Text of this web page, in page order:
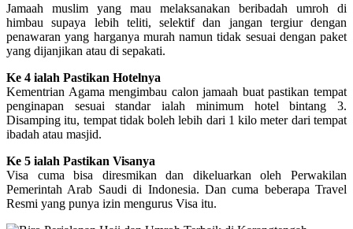
Jamaah muslim yang mau melaksanakan beribadah umroh di
himbau supaya lebih teliti, selektif dan jangan tergiur dengan
penawaran yang harganya murah namun tidak sesuai dengan paket
yang dijanjikan atau di sepakati.
Ke 4 ialah Pastikan Hotelnya
Kementrian Agama mengimbau calon jamaah buat pastikan tempat
penginapan sesuai standar ialah minimum hotel bintang 3.
Disamping itu, tempat tidak boleh lebih dari 1 kilo meter dari tempat
ibadah atau masjid.
Ke 5 ialah Pastikan Visanya
Visa cuma bisa diresmikan dan dikeluarkan oleh Perwakilan
Pemerintah Arab Saudi di Indonesia. Dan cuma beberapa Travel
Resmi yang punya izin mengurus Visa itu.